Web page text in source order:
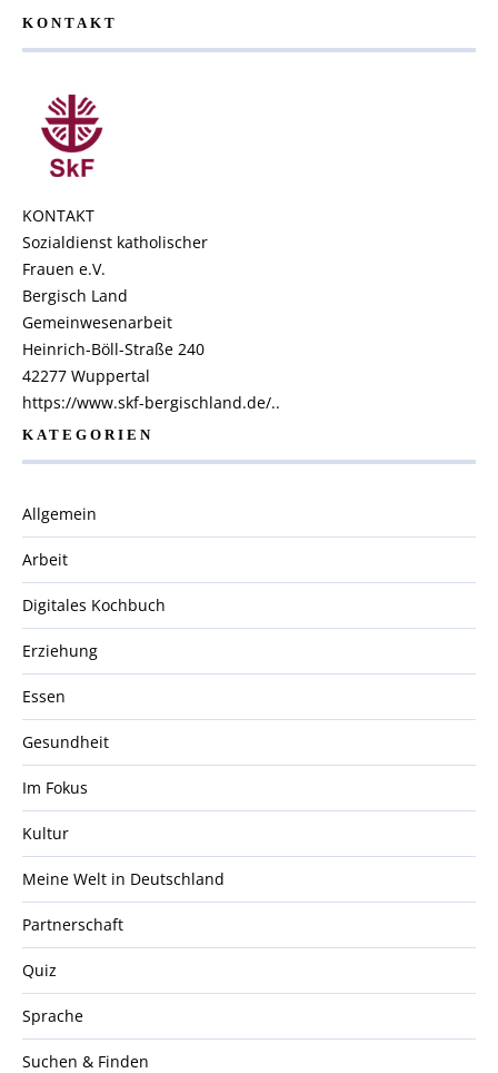
KONTAKT
KONTAKT
Sozialdienst katholischer
Frauen e.V.
Bergisch Land
Gemeinwesenarbeit
Heinrich-Böll-Straße 240
42277 Wuppertal
https://www.skf-bergischland.de/..
KATEGORIEN
Allgemein
Arbeit
Digitales Kochbuch
Erziehung
Essen
Gesundheit
Im Fokus
Kultur
Meine Welt in Deutschland
Partnerschaft
Quiz
Sprache
Suchen & Finden